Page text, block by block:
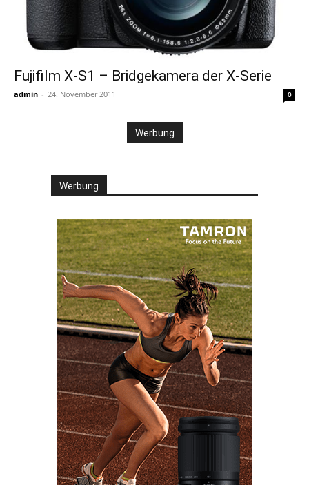
Fujifilm X-S1 – Bridgekamera der X-Serie
admin - 24. November 2011 0
Werbung
Werbung